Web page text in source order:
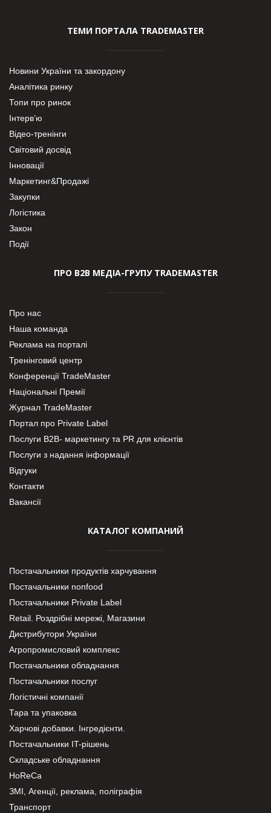
ТЕМИ ПОРТАЛА TRADEMASTER
Новини України та закордону
Аналітика ринку
Топи про ринок
Інтерв’ю
Відео-тренінги
Світовий досвід
Інновації
Маркетинг&Продажі
Закупки
Логістика
Закон
Події
ПРО В2В МЕДІА-ГРУПУ TRADEMASTER
Про нас
Наша команда
Реклама на порталі
Тренінговий центр
Конференції TradeMaster
Національні Премії
Журнал TradeMaster
Портал про Private Label
Послуги В2В- маркетингу та PR для клієнтів
Послуги з надання інформації
Відгуки
Контакти
Вакансії
КАТАЛОГ КОМПАНИЙ
Постачальники продуктів харчування
Постачальники nonfood
Постачальники Private Label
Retail. Роздрібні мережі, Магазини
Дистрибутори України
Агропромисловий комплекс
Постачальники обладнання
Постачальники послуг
Логістичні компанії
Тара та упаковка
Харчові добавки. Інгредієнти.
Постачальники IT-рішень
Складське обладнання
HoReCa
ЗМІ, Агенції, реклама, поліграфія
Транспорт